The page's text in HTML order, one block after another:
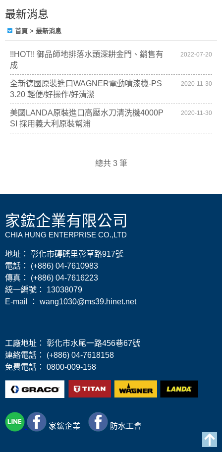
最新消息
首頁 > 最新消息
!!HOT!! 御品師地排落水頭深耕金門、銷售有
成
2022-07-20
全新德國原裝進口WAGNER電動噴漆機-PS
3.20 輕便/好操作/好清潔
2020-11-30
美國LANDA原裝進口高壓水刀清洗機4000P
SI 採用義大利原裝幫浦
2020-11-30
總共 3 筆
家鋐企業有限公司
CHIA HUNG ENTERPRISE CO.,LTD
地址： 彰化市磚磘里彰草路917號
電話： (+886) 04-7610983
傳真： (+886) 04-7616223
​統一編號： 13038079
E-mail ： wang1030@ms39.hinet.net
工廠地址： 彰化市水尾一路456巷67號
連絡電話： (+886) 04-7618158
免費電話： 0800-009-158
家鋐企業 防水工會